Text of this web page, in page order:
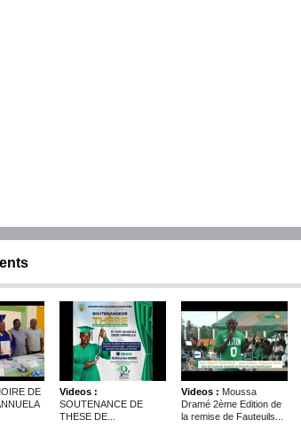
DE
Videos :
SOUTENANCE DE
THESE DE...
Videos : Moussa
Dramé 2ème Edition de
la remise de Fauteuils...